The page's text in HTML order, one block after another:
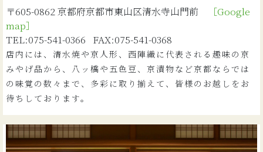
〒605-0862 京都府京都市東山区清水寺山門前
［Google
map］
TEL:075-541-0366 FAX:075-541-0368
店内には、清水焼や京人形、西陣織に代表される趣味の京
みやげ品から、八ッ橋や五色豆、京漬物など京都ならでは
の味覚の数々まで、多彩に取り揃えて、皆様のお越しをお
待ちしております。